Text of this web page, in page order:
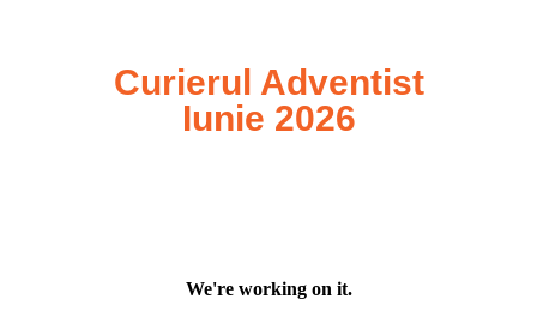
Curierul Adventist
Iunie 2026